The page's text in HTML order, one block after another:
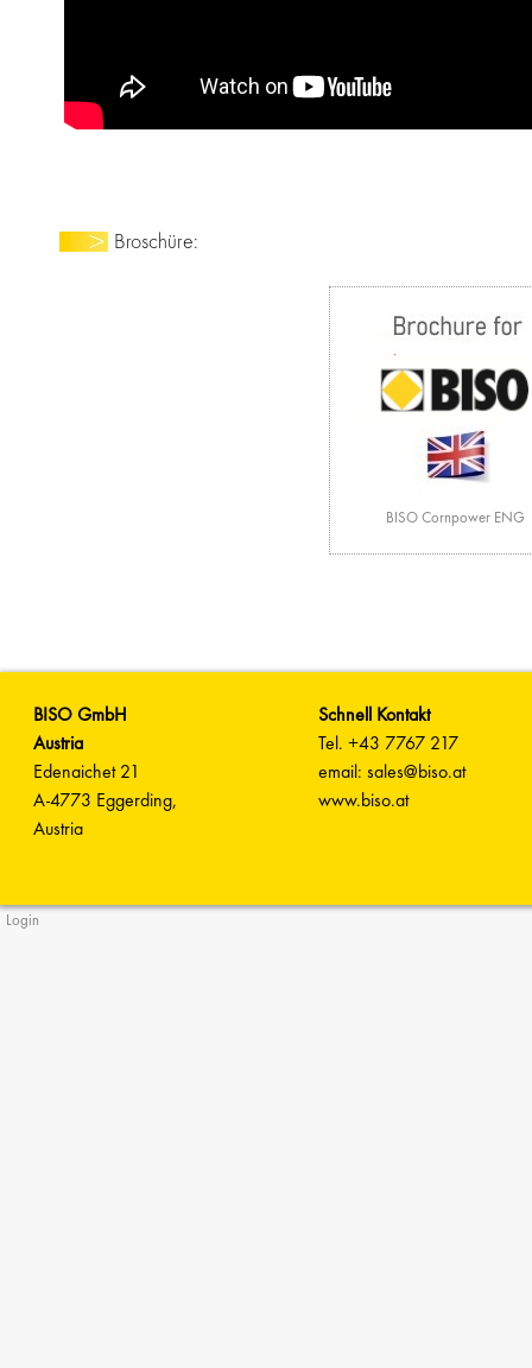
Broschüre:
BISO Cornpower ENG
BISO GmbH
Austria
Edenaichet 21
A-4773 Eggerding,
Austria
Schnell Kontakt
Tel. +43 7767 217
email: sales@biso.at
www.biso.at
Login